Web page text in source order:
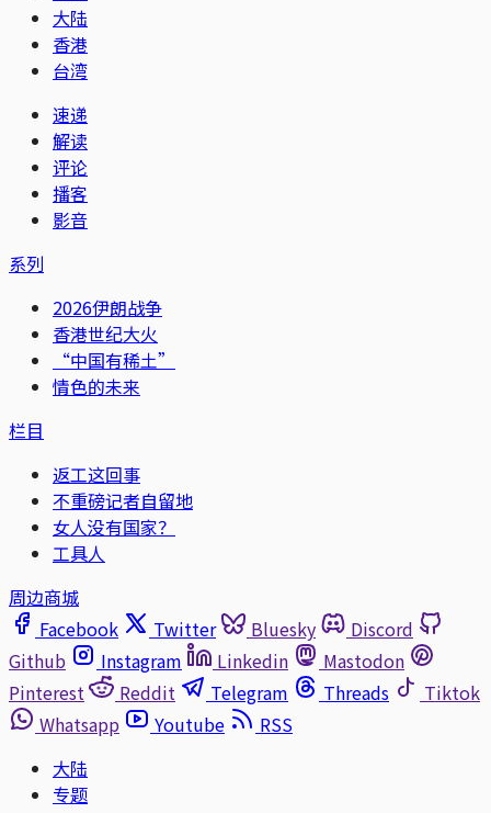
大陆
香港
台湾
速递
解读
评论
播客
影音
系列
2026伊朗战争
香港世纪大火
“中国有稀土”
情色的未来
栏目
返工这回事
不重磅记者自留地
女人没有国家？
工具人
周边商城
Facebook
Twitter Bluesky
Discord
Github
Instagram Linkedin
Mastodon
Pinterest
Reddit Telegram Threads
Tiktok
Whatsapp
Youtube
RSS
大陆
专题